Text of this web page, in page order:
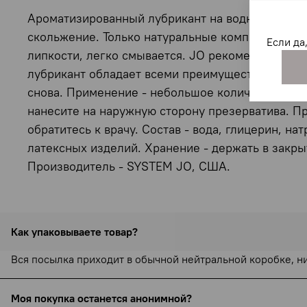
Ароматизированный лубрикант на водной
скольжение. Только натуральные компоненты,
липкости, легко смывается. JO
лубрикант обладает всеми преимуществами
снова. Применение - небольшое количество
нанесите на наружную сторону презерватива.
обратитесь к врачу. Состав - вода, глицерин,
латексных изделий. Хранение - держать в
Производитель - SYSTEM JO, США.
Как упаковываете товар?
Вся посылка приходит в обычной нейтральной коробке,
Моя покупка останется анонимной?
Если